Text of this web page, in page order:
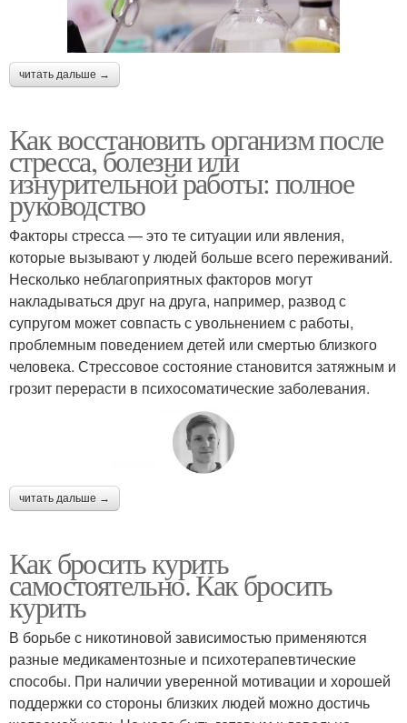
читать дальше →
Как восстановить организм после
стресса, болезни или
изнурительной работы: полное
руководство
Факторы стресса — это те ситуации или явления,
которые вызывают у людей больше всего переживаний.
Несколько неблагоприятных факторов могут
накладываться друг на друга, например, развод с
супругом может совпасть с увольнением с работы,
проблемным поведением детей или смертью близкого
человека. Стрессовое состояние становится затяжным и
грозит перерасти в психосоматические заболевания.
читать дальше →
Как бросить курить
самостоятельно. Как бросить
курить
В борьбе с никотиновой зависимостью применяются
разные медикаментозные и психотерапевтические
способы. При наличии уверенной мотивации и хорошей
поддержки со стороны близких людей можно достичь